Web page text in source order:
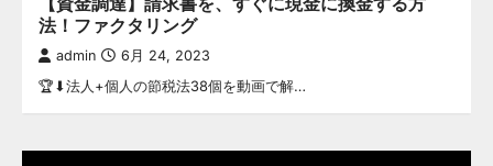
法！ファクタリング
admin 6月 24, 2023
🏆⬇︎法人+個人の節税法38個を動画で解…